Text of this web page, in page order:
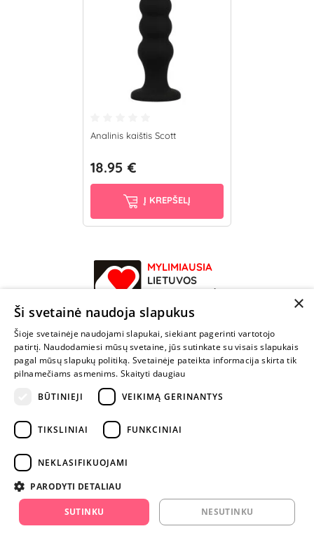
Analinis kaištis Scott
18.95 €
Į KREPŠELĮ
MYLIMIAUSIA
LIETUVOS
ELEKTRONINĖ
PARDUOTUVĖ
NENUSTOK
ŽAISTI
+370 600 84088
info@fantazijos.lt
instagram.com/fantazijos.lt
Karjera
×
Ši svetainė naudoja slapukus
Šioje svetainėje naudojami slapukai, siekiant pagerinti vartotojo
patirtį. Naudodamiesi mūsų svetaine, jūs sutinkate su visais slapukais
pagal mūsų slapukų politiką. Svetainėje pateikta informacija skirta tik
pilnamečiams asmenims. Skaityti daugiau
BŪTINIEJI
VEIKIMĄ GERINANTYS
TIKSLINIAI FUNKCINIAI
NEKLASIFIKUOJAMI
PARODYTI DETALIAU
SUTINKU NESUTINKU